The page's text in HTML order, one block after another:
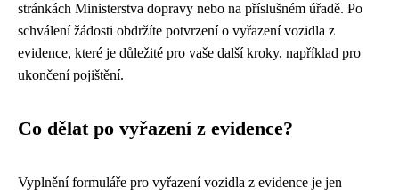
stránkách Ministerstva dopravy nebo na příslušném úřadě. Po
schválení žádosti obdržíte potvrzení o vyřazení vozidla z
evidence, které je důležité pro vaše další kroky, například pro
ukončení pojištění.
Co dělat po vyřazení z evidence?
Vyplnění formuláře pro vyřazení vozidla z evidence je jen